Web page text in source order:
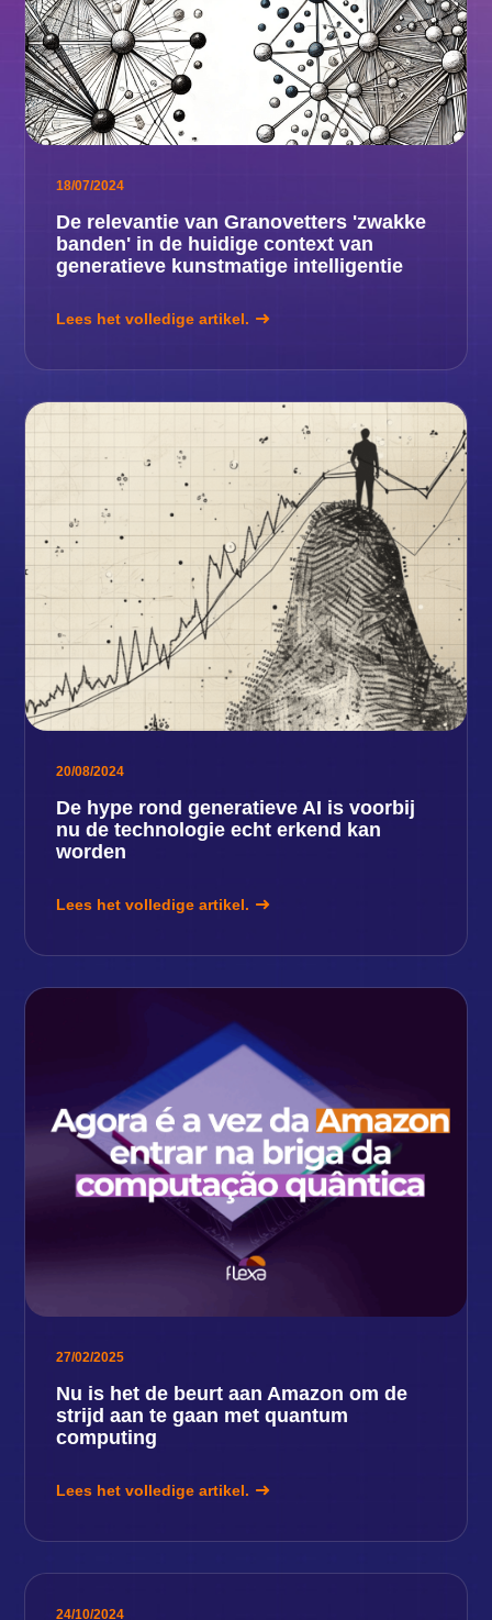
18/07/2024
De relevantie van Granovetters 'zwakke
banden' in de huidige context van
generatieve kunstmatige intelligentie
Lees het volledige artikel.
20/08/2024
De hype rond generatieve AI is voorbij
nu de technologie echt erkend kan
worden
Lees het volledige artikel.
27/02/2025
Nu is het de beurt aan Amazon om de
strijd aan te gaan met quantum
computing
Lees het volledige artikel.
24/10/2024